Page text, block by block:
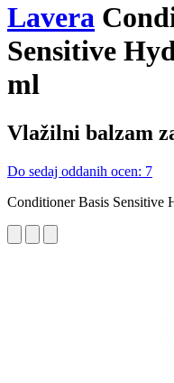
Lavera
Sensitive
ml
Vlažilni balzam
Do sedaj oddanih ocen: 7
Conditioner Basis Sensitive